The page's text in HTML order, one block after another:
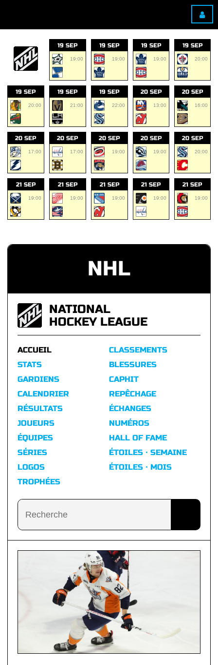
19 SEP
19:00
19 SEP
19:00
19 SEP
19:00
19 SEP
20:00
19 SEP
20:00
19 SEP
21:00
19 SEP
22:00
20 SEP
13:00
20 SEP
16:00
20 SEP
17:00
20 SEP
17:00
20 SEP
19:00
20 SEP
19:00
20 SEP
20:00
21 SEP
19:00
21 SEP
19:00
21 SEP
19:00
21 SEP
19:00
21 SEP
19:00
NHL
NATIONAL
HOCKEY LEAGUE
ACCUEIL
STATS
GARDIENS
CALENDRIER
RÉSULTATS
CLASSEMENTS
BLESSURES
CAPHIT
REPÊCHAGE
ÉCHANGES
JOUEURS
ÉQUIPES
SÉRIES
LOGOS
TROPHÉES
NUMÉROS
HALL OF FAME
ÉTOILES · SEMAINE
ÉTOILES · MOIS